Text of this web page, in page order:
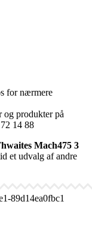
for nærmere
og produkter på
14 88
Mach475 3
et udvalg af andre
89d14ea0fbc1